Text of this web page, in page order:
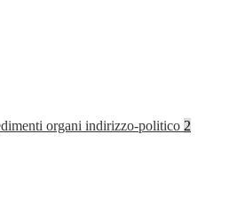
organi indirizzo-politico 2